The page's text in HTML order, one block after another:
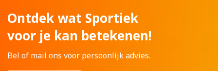
Ontdek wat Sportiek
voor je kan betekenen!
Bel of mail ons voor persoonlijk advies.